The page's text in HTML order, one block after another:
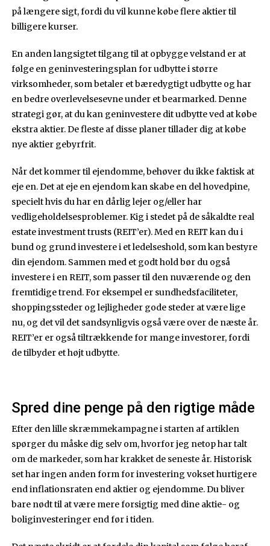
på længere sigt, fordi du vil kunne købe flere aktier til
billigere kurser.
En anden langsigtet tilgang til at opbygge velstand er at
følge en geninvesteringsplan for udbytte i større
virksomheder, som betaler et bæredygtigt udbytte og har
en bedre overlevelsesevne under et bearmarked. Denne
strategi gør, at du kan geninvestere dit udbytte ved at købe
ekstra aktier. De fleste af disse planer tillader dig at købe
nye aktier gebyrfrit.
Når det kommer til ejendomme, behøver du ikke faktisk at
eje en. Det at eje en ejendom kan skabe en del hovedpine,
specielt hvis du har en dårlig lejer og/eller har
vedligeholdelsesproblemer. Kig i stedet på de såkaldte real
estate investment trusts (REIT’er). Med en REIT kan du i
bund og grund investere i et ledelseshold, som kan bestyre
din ejendom. Sammen med et godt hold bør du også
investere i en REIT, som passer til den nuværende og den
fremtidige trend. For eksempel er sundhedsfaciliteter,
shoppingssteder og lejligheder gode steder at være lige
nu, og det vil det sandsynligvis også være over de næste år.
REIT’er er også tiltrækkende for mange investorer, fordi
de tilbyder et højt udbytte.
Spred dine penge på den rigtige måde
Efter den lille skræmmekampagne i starten af artiklen
spørger du måske dig selv om, hvorfor jeg netop har talt
om de markeder, som har krakket de seneste år. Historisk
set har ingen anden form for investering vokset hurtigere
end inflationsraten end aktier og ejendomme. Du bliver
bare nødt til at være mere forsigtig med dine aktie- og
boliginvesteringer end før i tiden.